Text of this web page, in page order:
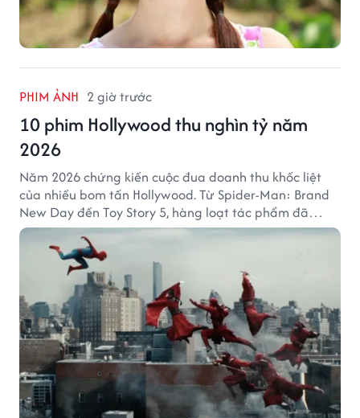
PHIM ẢNH 2 giờ trước
10 phim Hollywood thu nghìn tỷ năm
2026
Năm 2026 chứng kiến cuộc đua doanh thu khốc liệt
của nhiều bom tấn Hollywood. Từ Spider-Man: Brand
New Day đến Toy Story 5, hàng loạt tác phẩm đã
mang về hàng chục nghìn tỷ đồng và tạo nên những
cột mốc đáng nhớ tại phòng vé toàn cầu.